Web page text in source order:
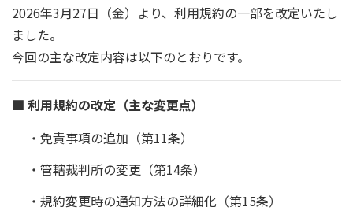
2026年3月27日（金）より、利用規約の一部を改定いたし
ました。
今回の主な改定内容は以下のとおりです。
■ 利用規約の改定（主な変更点）
・免責事項の追加（第11条）
・管轄裁判所の変更（第14条）
・規約変更時の通知方法の詳細化（第15条）